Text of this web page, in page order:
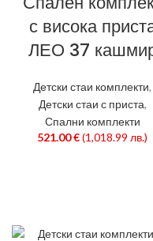
с висока
ЛЕО 37
Детски стаи комплекти,
Детски стаи с приста,
Спални комплекти
521.00€(1,018.99 лв.)